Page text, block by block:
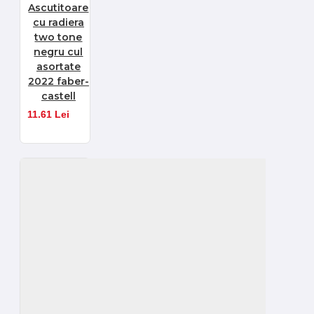
Ascutitoare
cu radiera
two tone
negru cul
asortate
2022 faber-
castell
11.61 Lei